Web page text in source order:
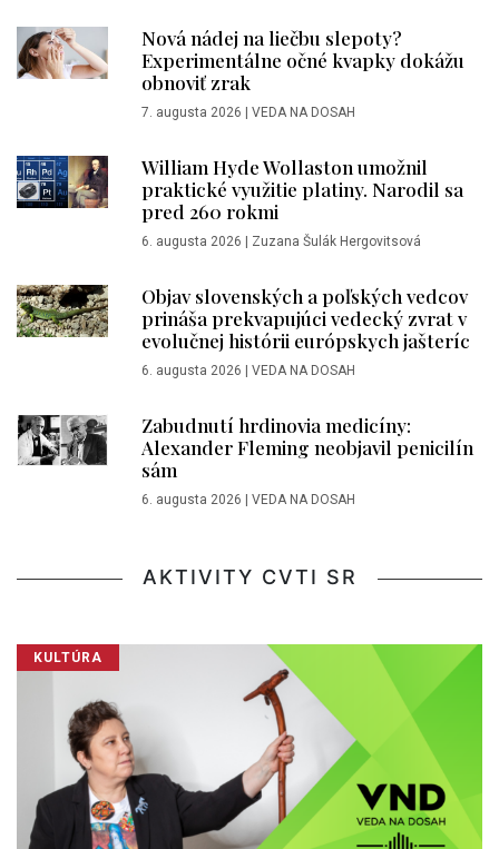
Nová nádej na liečbu slepoty?
Experimentálne očné kvapky dokážu
obnoviť zrak
7. augusta 2026 VEDA NA DOSAH
William Hyde Wollaston umožnil
praktické využitie platiny. Narodil sa
pred 260 rokmi
6. augusta 2026 Zuzana Šulák Hergovitsová
Objav slovenských a poľských vedcov
prináša prekvapujúci vedecký zvrat v
evolučnej histórii európskych jašteríc
6. augusta 2026 VEDA NA DOSAH
Zabudnutí hrdinovia medicíny:
Alexander Fleming neobjavil penicilín
sám
6. augusta 2026 VEDA NA DOSAH
AKTIVITY CVTI SR
KULTÚRA